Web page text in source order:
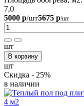
7,0
5000 р/шт5675 р/шт
шт
В корзину
шт
Скидка - 25%
в наличии